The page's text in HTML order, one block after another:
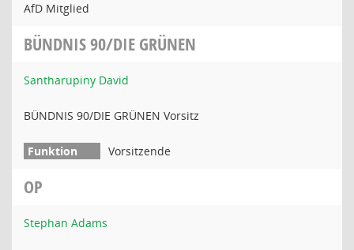
AfD Mitglied
BÜNDNIS 90/DIE GRÜNEN
Santharupiny David
BÜNDNIS 90/DIE GRÜNEN Vorsitz
Vorsitzende
OP
Stephan Adams